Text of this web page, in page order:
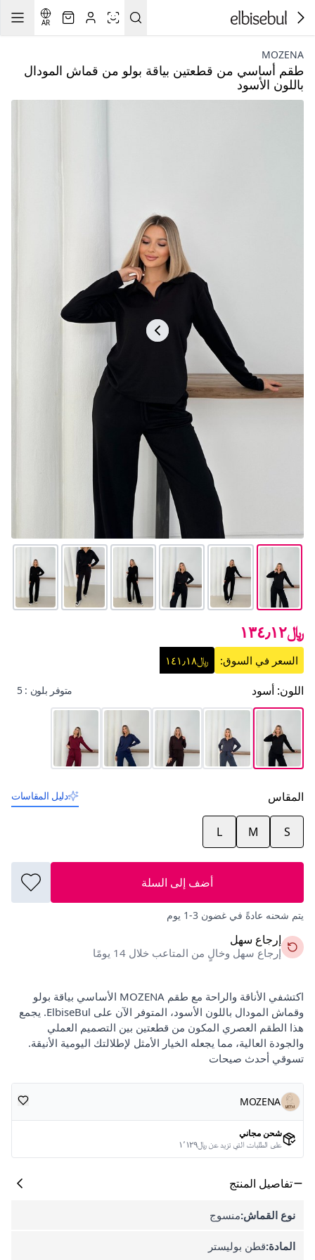
AR
MOZENA
طقم أساسي من قطعتين بياقة بولو من قماش المودال
باللون الأسود
﷼١٣٤٫١٢
السعر في السوق: ﷼١٤١٫١٨
اللون: أسود متوفر بلون : 5
المقاس دليل المقاسات
S
M
L
أضف إلى السلة
يتم شحنه عادةً في غضون 3-1 يوم
إرجاع سهل
إرجاع سهل وخالٍ من المتاعب خلال 14 يومًا
اكتشفي الأناقة والراحة مع طقم MOZENA الأساسي بياقة بولو
وقماش المودال باللون الأسود، المتوفر الآن على ElbiseBul. يجمع
هذا الطقم العصري المكون من قطعتين بين التصميم العملي
والجودة العالية، مما يجعله الخيار الأمثل لإطلالتك اليومية الأنيقة.
تسوقي أحدث صيحات
MOZENA
شحن مجاني
على الطلبات التي تزيد عن ﷼١٬١٢٩
تفاصيل المنتج
نوع القماش:منسوج
المادة:قطن بوليستر